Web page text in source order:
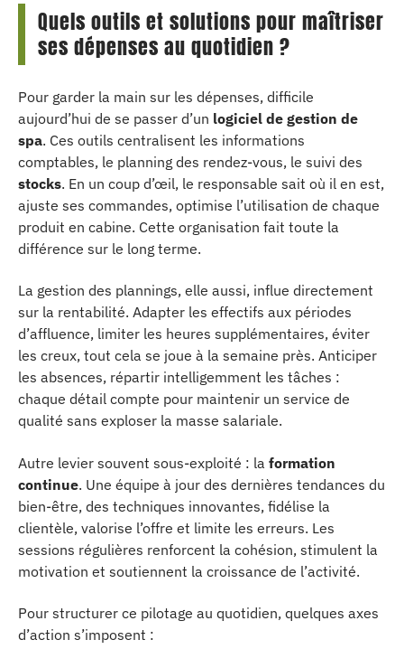
Quels outils et solutions pour maîtriser
ses dépenses au quotidien ?
Pour garder la main sur les dépenses, difficile
aujourd’hui de se passer d’un logiciel de gestion de
spa. Ces outils centralisent les informations
comptables, le planning des rendez-vous, le suivi des
stocks. En un coup d’œil, le responsable sait où il en est,
ajuste ses commandes, optimise l’utilisation de chaque
produit en cabine. Cette organisation fait toute la
différence sur le long terme.
La gestion des plannings, elle aussi, influe directement
sur la rentabilité. Adapter les effectifs aux périodes
d’affluence, limiter les heures supplémentaires, éviter
les creux, tout cela se joue à la semaine près. Anticiper
les absences, répartir intelligemment les tâches :
chaque détail compte pour maintenir un service de
qualité sans exploser la masse salariale.
Autre levier souvent sous-exploité : la formation
continue. Une équipe à jour des dernières tendances du
bien-être, des techniques innovantes, fidélise la
clientèle, valorise l’offre et limite les erreurs. Les
sessions régulières renforcent la cohésion, stimulent la
motivation et soutiennent la croissance de l’activité.
Pour structurer ce pilotage au quotidien, quelques axes
d’action s’imposent :